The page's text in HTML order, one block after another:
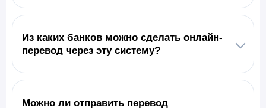
Из каких банков можно сделать онлайн-
перевод через эту систему?
Можно ли отправить перевод